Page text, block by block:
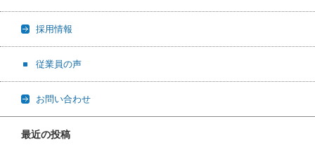
採用情報
従業員の声
お問い合わせ
最近の投稿